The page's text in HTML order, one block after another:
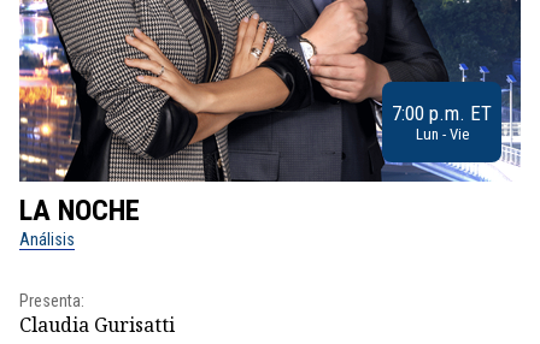
7:00 p.m. ET
Lun - Vie
LA NOCHE
Análisis
Presenta:
Claudia Gurisatti